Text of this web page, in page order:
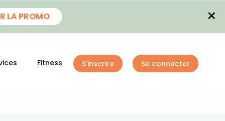
LA PROMO ×
Fitness S'inscrire Se connecter